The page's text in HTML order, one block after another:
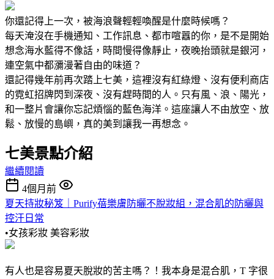
你還記得上一次，被海浪聲輕輕喚醒是什麼時候嗎？
每天淹沒在手機通知、工作訊息、都市喧囂的你，是不是開始
想念海水藍得不像話，時間慢得像靜止，夜晚抬頭就是銀河，
連空氣中都瀰漫著自由的味道？
還記得幾年前再次踏上七美，這裡沒有紅綠燈、沒有便利商店
的霓虹招牌閃到深夜、沒有趕時間的人。只有風、浪、陽光，
和一整片會讓你忘記煩惱的藍色海洋。這座讓人不由放空、放
鬆、放慢的島嶼，真的美到讓我一再想念。
七美景點介紹
繼續閱讀
4個月前
夏天持妝秘笈｜Purify蓓樂膚防曬不脫妝組，混合肌的防曬與
控汗日常
•女孩彩妝 美容彩妝
有人也是容易夏天脫妝的苦主嗎？！我本身是混合肌，T 字很